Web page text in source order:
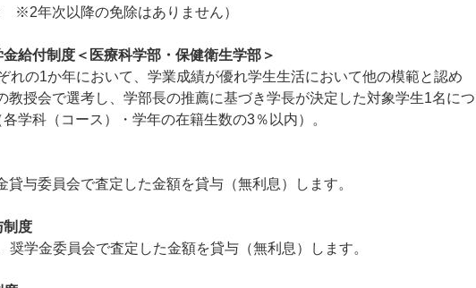
※2年次以降の免除はありません）
給付制度＜医療科学部・保健衛生学部＞
れの1か年において、学業成績が優れ学生生活において他の模範と認め
教授会で選考し、学部長の推薦に基づき学長が決定した対象学生1名につ
学科（コース）・学年の在籍生数の3％以内）。
与委員会で査定した金額を貸与（無利息）します。
制度
奨学金委員会で査定した金額を貸与（無利息）します。